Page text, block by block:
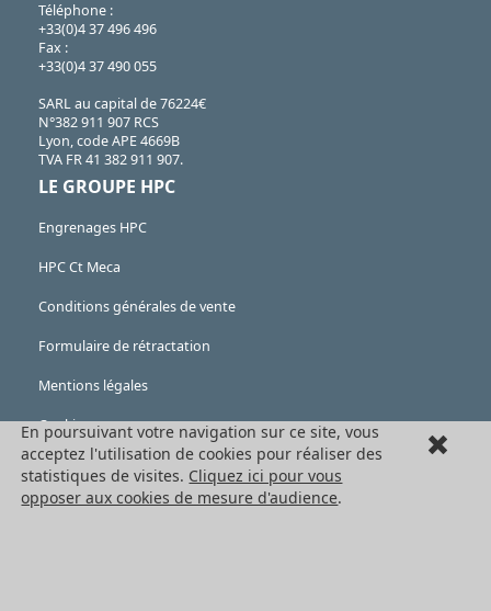
Téléphone :
+33(0)4 37 496 496
Fax :
+33(0)4 37 490 055
SARL au capital de 76224€
N°382 911 907 RCS
Lyon, code APE 4669B
TVA FR 41 382 911 907.
LE GROUPE HPC
Engrenages HPC
HPC Ct Meca
Conditions générales de vente
Formulaire de rétractation
Mentions légales
Cookies
LES PRODUITS
Eléments mécaniques
En poursuivant votre navigation sur ce site, vous
acceptez l'utilisation de cookies pour réaliser des
statistiques de visites. Cliquez ici pour vous
opposer aux cookies de mesure d'audience.